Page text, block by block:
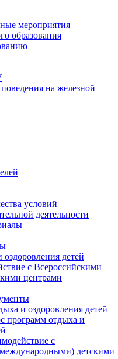
мероприятия
образования
на железной
условий
деятельности
детей
с Всероссийскими
центрами
и оздоровления детей
программ отдыха и
с
детскими